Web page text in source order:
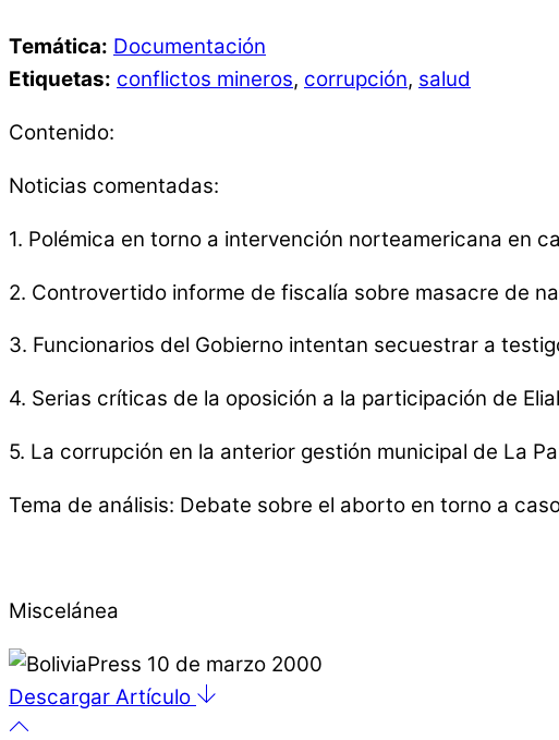
Temática: Documentación
Etiquetas: conflictos mineros, corrupción, salud
Contenido:
Noticias comentadas:
1. Polémica en torno a intervención norteamericana en
2. Controvertido informe de fiscalía sobre masacre de
3. Funcionarios del Gobierno intentan secuestrar a
4. Serias críticas de la oposición a la participación de
5. La corrupción en la anterior gestión municipal de La
Tema de análisis: Debate sobre el aborto en torno a
Miscelánea
Descargar Artículo